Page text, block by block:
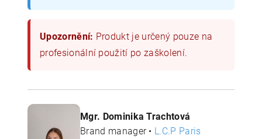
Upozornění: Produkt je určený pouze na
profesionální použití po zaškolení.
Mgr. Dominika Trachtová
Brand manager • L.C.P Paris